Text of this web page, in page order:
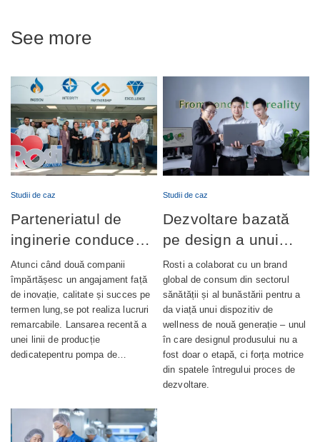
See more
Studii de caz
Parteneriatul de
inginerie conduce
lansarea cu succes
a producției de
pompe de ungere
automată
Atunci când două companii
împărtășesc un angajament față
de inovație, calitate și succes pe
termen lung,se pot realiza lucruri
remarcabile. Lansarea recentă a
unei linii de producție
dedicatepentru pompa de…
Studii de caz
Dezvoltare bazată
pe design a unui
dispozitiv de
wellness complet
integrat
Rosti a colaborat cu un brand
global de consum din sectorul
sănătății și al bunăstării pentru a
da viață unui dispozitiv de
wellness de nouă generație – unul
în care designul produsului nu a
fost doar o etapă, ci forța motrice
din spatele întregului proces de
dezvoltare.